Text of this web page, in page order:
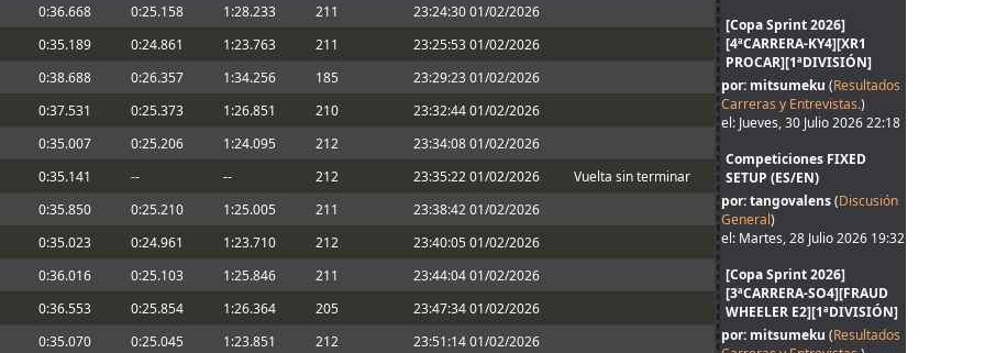
yo tampoco voy a correr
para tu hijo, Marcos
desinscribirme, si lo podéis hacer os
sea leve
a no inscritos
Estoy en el hospital con mi hijo. Parece
también.
partido
0:36.668 0:25.158 1:28.233 211
23:24:30 01/02/2026
0:35.189 0:24.861 1:23.763 211
23:25:53 01/02/2026
0:38.688 0:26.357 1:34.256 185
23:29:23 01/02/2026
0:37.531 0:25.373 1:26.851 210
23:32:44 01/02/2026
0:35.007 0:25.206 1:24.095 212
23:34:08 01/02/2026
0:35.141 -- -- 212 23:35:22 01/02/2026
Vuelta sin terminar
0:35.850 0:25.210 1:25.005 211
23:38:42 01/02/2026
0:35.023 0:24.961 1:23.710 212
23:40:05 01/02/2026
0:36.016 0:25.103 1:25.846 211
23:44:04 01/02/2026
0:36.553 0:25.854 1:26.364 205
23:47:34 01/02/2026
0:35.070 0:25.045 1:23.851 212
23:51:14 01/02/2026
[Copa Sprint 2026]
[4ªCARRERA-KY4][XR1
PROCAR][1ªDIVISIÓN]
por: mitsumeku (Resultados
Carreras y Entrevistas.)
el: Jueves, 30 Julio 2026 22:18
Competiciones FIXED
SETUP (ES/EN)
por: tangovalens(Discusión
General)
el: Martes, 28 Julio 2026 19:32
[Copa Sprint 2026]
[3ªCARRERA-SO4][FRAUD
WHEELER E2][1ªDIVISIÓN]
por: mitsumeku (Resultados